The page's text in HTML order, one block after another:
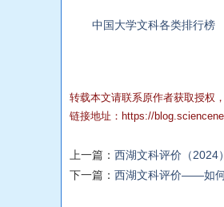
中国大学文科各类排行榜
转载本文请联系原作者获取授权
链接地址： https://
上一篇： 西湖文科评价（
下一篇： 西湖文科评价——如